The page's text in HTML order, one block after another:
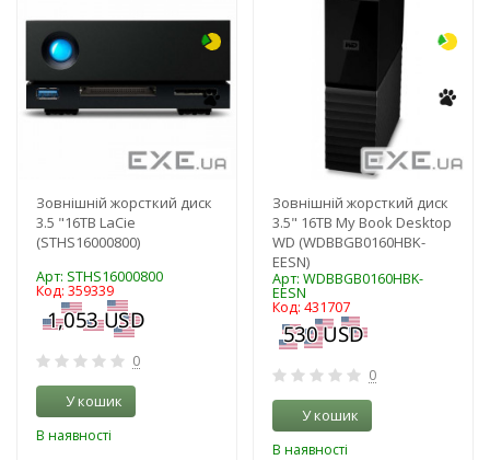
Зовнішній жорсткий диск
3.5 "16TB LaCie
(STHS16000800)
Арт: STHS16000800
Код: 359339
0
У кошик
В наявності
Зовнішній жорсткий диск
3.5" 16TB My Book Desktop
WD (WDBBGB0160HBK-
EESN)
Арт: WDBBGB0160HBK-
EESN
Код: 431707
0
У кошик
В наявності